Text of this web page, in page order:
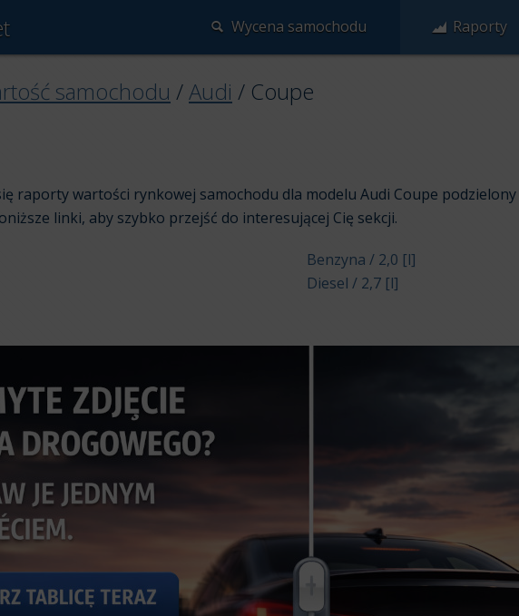
Wycena samochodu Raporty
samochodu /Audi / Coupe
raporty wartości rynkowej samochodu dla modelu Audi Coupe
linki, aby szybko przejść do interesującej Cię sekcji.
Benzyna / 2,0 [l]
Diesel / 2,7 [l]